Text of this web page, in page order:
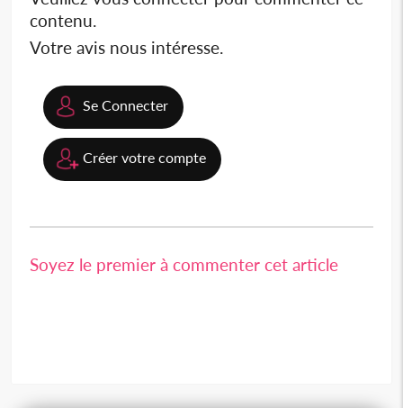
contenu.
Votre avis nous intéresse.
Se Connecter
Créer votre compte
Soyez le premier à commenter cet article